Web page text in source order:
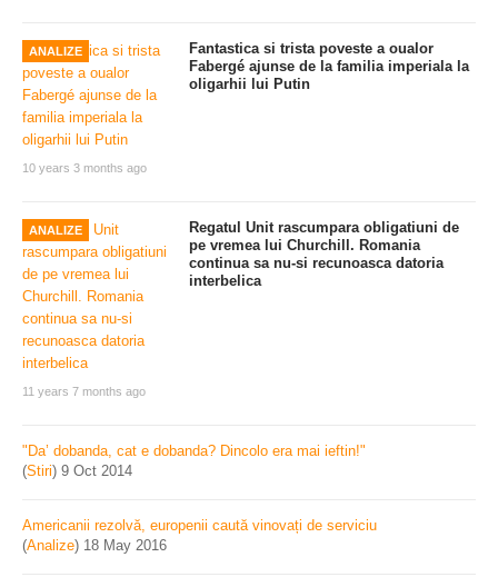
ANALIZE
10 years 3 months ago
Fantastica si trista poveste a oualor
Fabergé ajunse de la familia imperiala la
oligarhii lui Putin
ANALIZE
11 years 7 months ago
Regatul Unit rascumpara obligatiuni de
pe vremea lui Churchill. Romania
continua sa nu-si recunoasca datoria
interbelica
"Da’ dobanda, cat e dobanda? Dincolo era mai ieftin!"
(Stiri) 9 Oct 2014
Americanii rezolvă, europenii caută vinovați de serviciu
(Analize) 18 May 2016